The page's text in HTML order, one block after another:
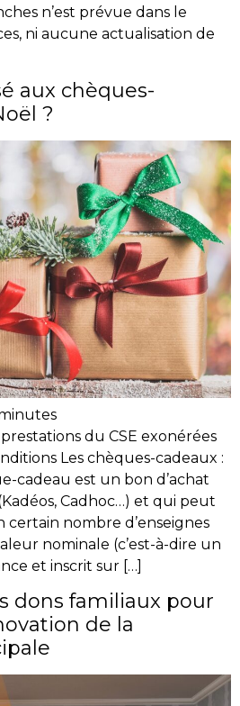
n’est prévue dans le
ni aucune actualisation de
aux chèques-
?
prestations du CSE exonérées
Les chèques-cadeaux :
cadeau est un bon d’achat
Cadhoc…) et qui peut
nombre d’enseignes
nominale (c’est-à-dire un
et inscrit sur […]
dons familiaux pour
de la